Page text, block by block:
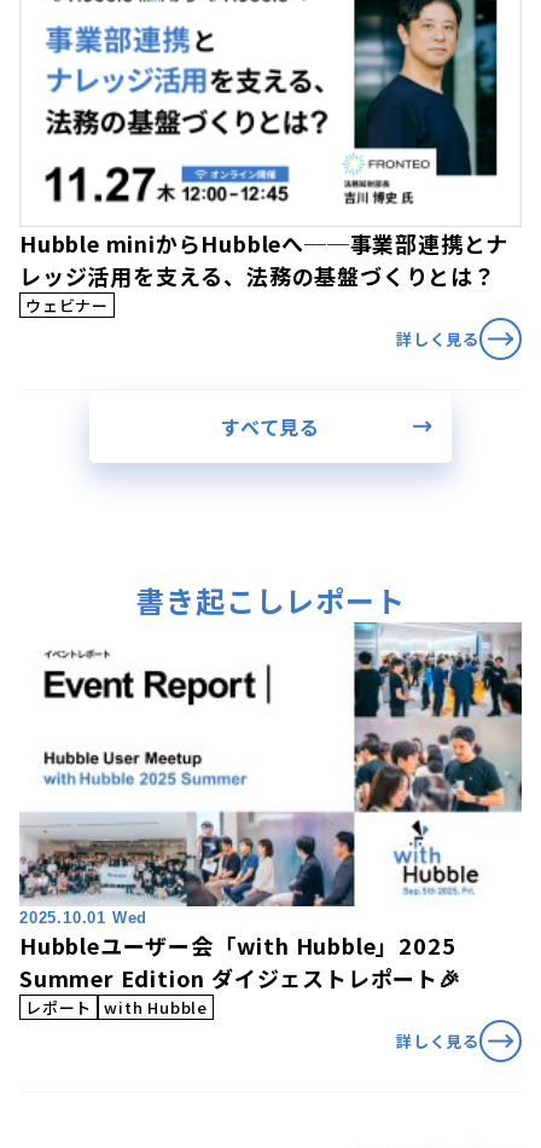
Hubble miniからHubbleへ──事業部連携とナ
レッジ活用を支える、法務の基盤づくりとは？
ウェビナー
詳しく見る
すべて見る
書き起こしレポート
2025.10.01 Wed
Hubbleユーザー会「with Hubble」2025
Summer Edition ダイジェストレポート🎉
レポート
with Hubble
詳しく見る